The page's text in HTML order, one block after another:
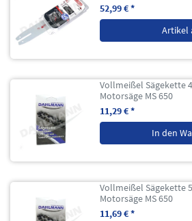
52,99 € *
Artikel
Vollmeißel Sägekette
Motorsäge MS 650
11,29 € *
In den
Vollmeißel Sägekette
Motorsäge MS 650
11,69 € *